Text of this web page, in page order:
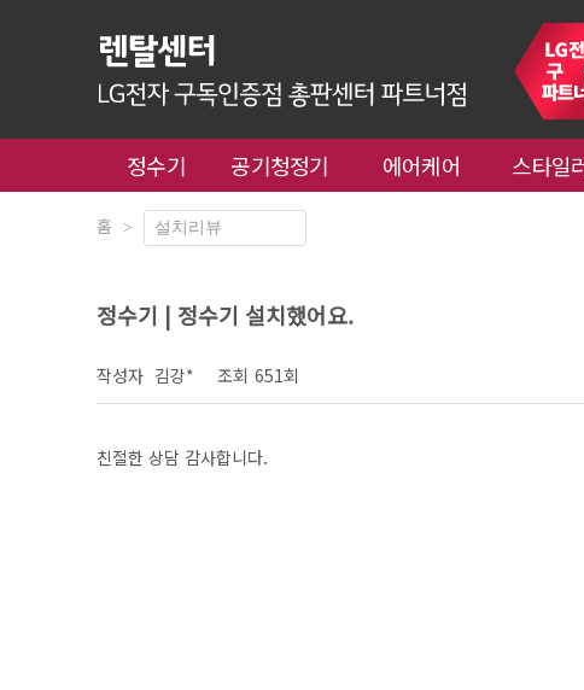
정수기 공기청정기 에어케어 스타일
홈 >
정수기 | 정수기 설치했어요.
작성자 김강* 조회 651회
친절한 상담 감사합니다.